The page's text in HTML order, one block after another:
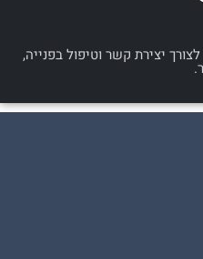
קשר וטיפול בפנייה,